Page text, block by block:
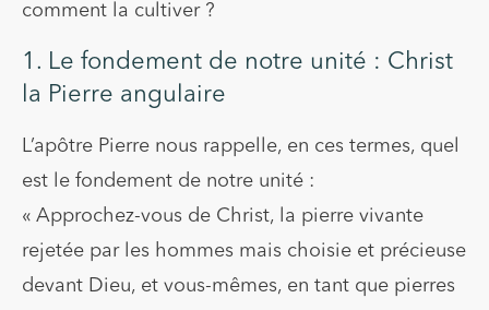
comment la cultiver ?
1. Le fondement de notre unité : Christ
la Pierre angulaire
L’apôtre Pierre nous rappelle, en ces termes, quel
est le fondement de notre unité :
« Approchez-vous de Christ, la pierre vivante
rejetée par les hommes mais choisie et précieuse
devant Dieu, et vous-mêmes, en tant que pierres